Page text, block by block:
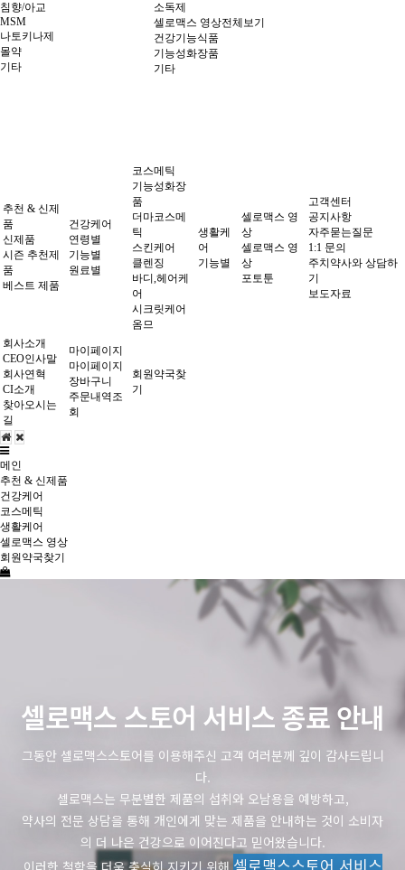
침향/아교
MSM
나토키나제
몰약
기타
소독제
셀로맥스 영상전체보기
건강기능식품
기능성화장품
기타
추천 & 신제
품
신제품
시즌 추천제
품
베스트 제품
건강케어
연령별
기능별
원료별
코스메틱
기능성화장
품
더마코스메
틱
스킨케어
클렌징
바디,헤어케
어
시크릿케어
옴므
생활케
어
기능별
셀로맥스 영
상
셀로맥스 영
상
포토툰
고객센터
공지사항
자주묻는질문
1:1 문의
주치약사와 상담하
기
보도자료
회사소개
CEO인사말
회사연혁
CI소개
찾아오시는
길
마이페이지
마이페이지
장바구니
주문내역조
회
회원약국찾
기
메인
추천 & 신제품
건강케어
코스메틱
생활케어
셀로맥스 영상
회원약국찾기
셀로맥스 스토어 서비스 종료 안내
그동안 셀로맥스스토어를 이용해주신 고객 여러분께 깊이 감사드립니
다.
셀로맥스는 무분별한 제품의 섭취와 오남용을 예방하고,
약사의 전문 상담을 통해 개인에게 맞는 제품을 안내하는 것이 소비자
의 더 나은 건강으로 이어진다고 믿어왔습니다.
이러한 철학을 더욱 충실히 지키기 위해 셀로맥스스토어 서비스